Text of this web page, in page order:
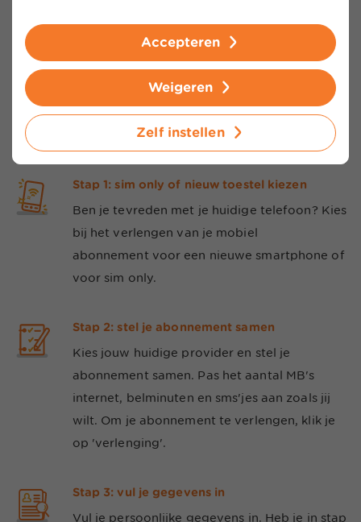
Telefoon abonnement verlengen in 4 stappen
Je mobiel verlengen bij je huidige provider is zo
geregeld! We helpen je graag met jouw abonnement
verlengen. Volg deze vier stappen:
Stap 1: sim only of nieuw toestel kiezen
Ben je tevreden met je huidige telefoon? Kies
bij het verlengen van je mobiel
abonnement voor een nieuwe smartphone of
voor sim only.
Stap 2: stel je abonnement samen
Kies jouw huidige provider en stel je
abonnement samen. Pas het aantal MB's
internet, belminuten en sms'jes aan zoals jij
wilt. Om je abonnement te verlengen, klik je
op 'verlenging'.
Stap 3: vul je gegevens in
Vul je persoonlijke gegevens in. Heb je in stap
Accepteren
Weigeren
Zelf instellen